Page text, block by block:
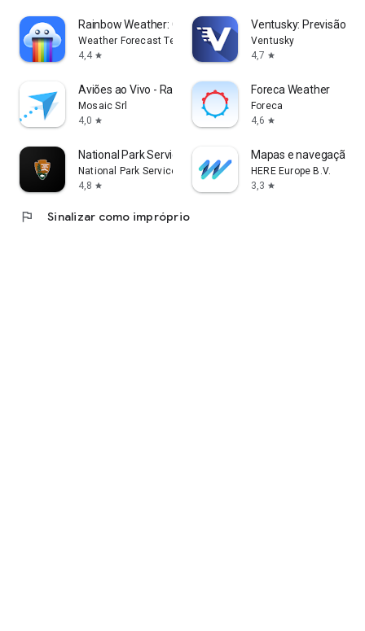
Rainbow Weather: Climatempo AI
Weather Forecast Technologies
4,4 star
Ventusky: Previsão do
Ventusky
4,7 star
Aviões ao Vivo - Radar de Voos
Mosaic Srl
4,0 star
Foreca Weather
Foreca
4,6 star
National Park Service
National Park Service
4,8 star
Mapas e navegação
HERE Europe B.V.
3,3 star
flag Sinalizar como impróprio